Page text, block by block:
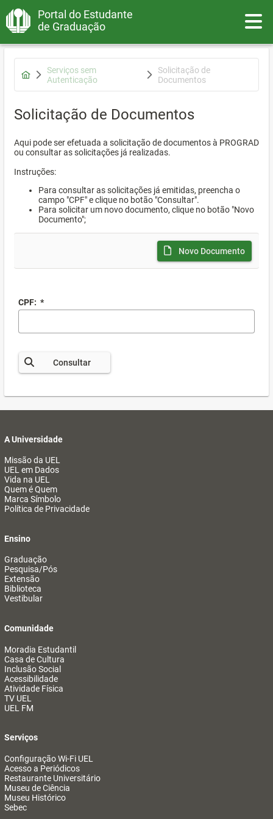
Portal do Estudante
de Graduação
Serviços sem
Autenticação
Solicitação de
Documentos
Solicitação de Documentos
Aqui pode ser efetuada a solicitação de documentos à PROGRAD
ou consultar as solicitações já realizadas.
Instruções:
Para consultar as solicitações já emitidas, preencha o
campo "CPF" e clique no botão "Consultar".
Para solicitar um novo documento, clique no botão "Novo
Documento";
Novo Documento
CPF: *
Consultar
A Universidade
Missão da UEL
UEL em Dados
Vida na UEL
Quem é Quem
Marca Símbolo
Política de Privacidade
Ensino
Graduação
Pesquisa/Pós
Extensão
Biblioteca
Vestibular
Comunidade
Moradia Estudantil
Casa de Cultura
Inclusão Social
Acessibilidade
Atividade Física
TV UEL
UEL FM
Serviços
Configuração Wi-Fi UEL
Acesso a Periódicos
Restaurante Universitário
Museu de Ciência
Museu Histórico
Sebec